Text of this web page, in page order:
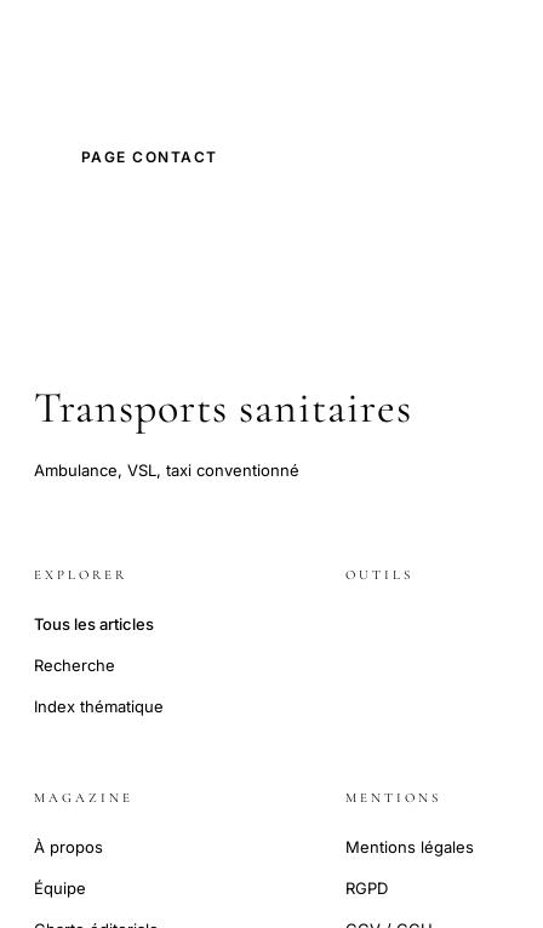
PAGE CONTACT
Transports sanitaires
Ambulance, VSL, taxi conventionné
EXPLORER
Tous les articles
Recherche
Index thématique
OUTILS
MAGAZINE
À propos
Équipe
MENTIONS
Mentions légales
RGPD